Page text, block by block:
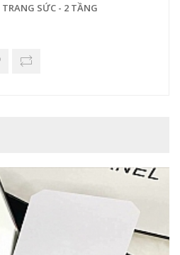
SỨC - 2 TẦNG